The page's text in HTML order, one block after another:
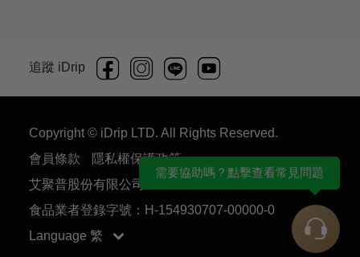
需要協助嗎？點擊查看常見問題
追蹤 iDrip
Copyright © iDrip LTD. All Rights Reserved.
會員條款
隱私權保護政策
艾聚普股份有限公司 54930707
食品業者登錄字號：H-154930707-00000-0
Language